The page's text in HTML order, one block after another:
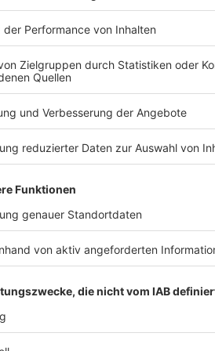
54 Menschen ertrinken
in Bayern
See, Fluss, Freibad – gerade in
dort gefragt. Doch Gewässer